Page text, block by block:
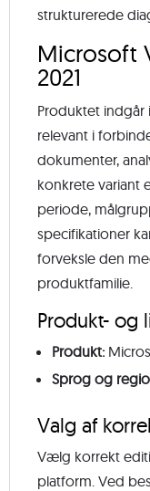
strukturerede
Microsoft
2021
Produktet
relevant i
dokumenter,
konkrete variant
periode,
specifikationer
forveksle den
produktfamilie.
Produkt- og
Produkt:
Sprog og
Valg af
Vælg korrekt
platform. Ved